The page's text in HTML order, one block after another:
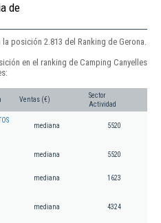
de
posición 2.813 del Ranking de Gerona.
en el ranking de Camping Canyelles
Ventas (€)
Sector
Actividad
mediana 5520
mediana 5520
mediana 1623
mediana 4324